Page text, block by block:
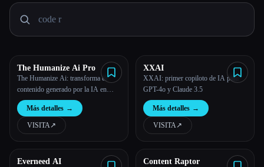
Todas las categorías
Acerca de
The Humanize Ai Pro
The Humanize Ai: transforma el
contenido generado por la IA en
escritura humana
Más detalles →
VISITA↗︎
XXAI
XXAI: primer copiloto de IA para
GPT-4o y Claude 3.5
Más detalles →
VISITA↗︎
Everneed AI Content Raptor